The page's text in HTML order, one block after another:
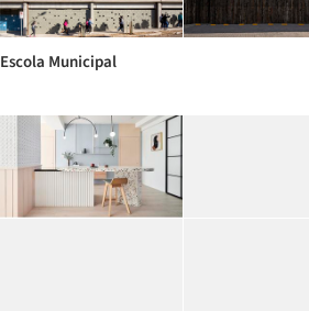
Escola Municipal